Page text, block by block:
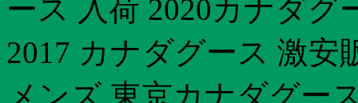
ース 入荷 2020カナダ
2017 カナダグース 激安
メンズ 東京カナダグー